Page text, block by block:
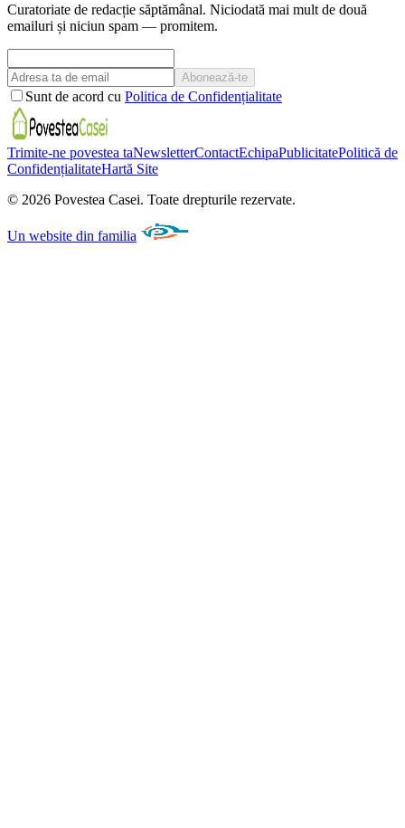
Curatoriate de redacție săptămânal. Niciodată mai mult de două
emailuri și niciun spam — promitem.
Abonează-te
Sunt de acord cu Politica de Confidențialitate
Trimite-ne povestea taNewsletterContactEchipaPublicitatePolitică de
ConfidențialitateHartă Site
© 2026 Povestea Casei. Toate drepturile rezervate.
Un website din familia